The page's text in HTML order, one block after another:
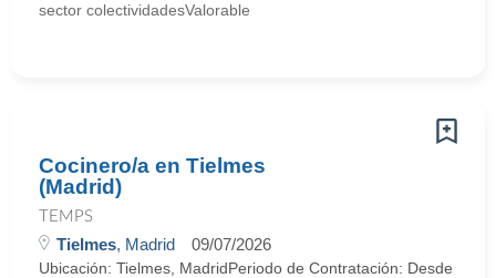
sector colectividadesValorable
Cocinero/a en Tielmes
(Madrid)
TEMPS
Tielmes, Madrid 09/07/2026
Ubicación: Tielmes, MadridPeriodo de Contratación: Desde